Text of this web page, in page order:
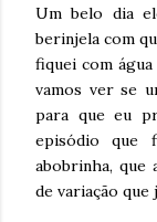
Um belo dia
berinjela com
fiquei com
vamos ver se
para que eu
episódio que
abobrinha, que
de variação